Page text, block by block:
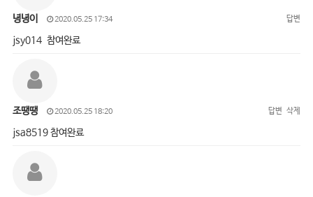
녕녕이 2020.05.25 17:34 답변
jsy014 참여완료
조땡땡 2020.05.25 18:20 답변 삭제
jsa8519 참여완료